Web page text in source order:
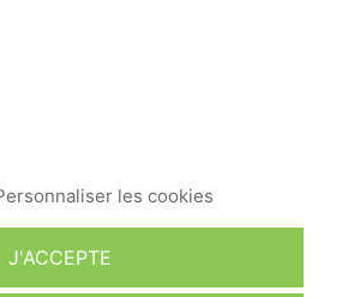
les cookies
J'ACCEPTE